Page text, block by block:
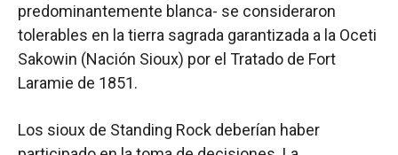
predominantemente blanca- se consideraron
tolerables en la tierra sagrada garantizada a la Oceti
Sakowin (Nación Sioux) por el Tratado de Fort
Laramie de 1851.
Los sioux de Standing Rock deberían haber